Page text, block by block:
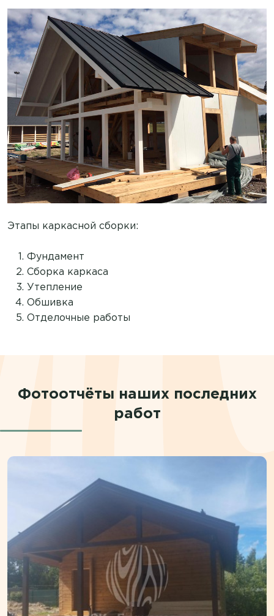
Этапы каркасной сборки:
Фундамент
Сборка каркаса
Утепление
Обшивка
Отделочные работы
Фотоотчёты наших последних
работ